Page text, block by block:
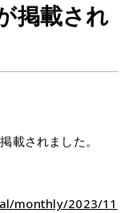
掲載され
載されました。
monthly/2023/11